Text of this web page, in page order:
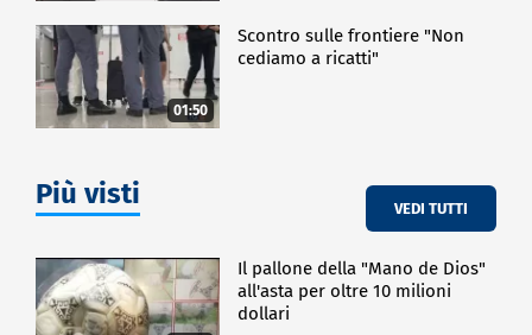
01:50
Scontro sulle frontiere "Non
cediamo a ricatti"
Più visti VEDI TUTTI
Il pallone della "Mano de Dios"
all'asta per oltre 10 milioni
dollari